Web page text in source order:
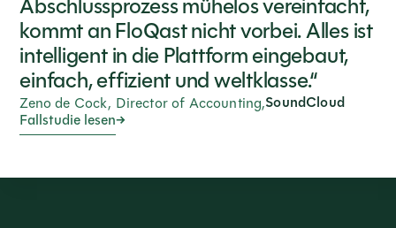
Abschlussprozess mühelos vereinfacht,
kommt an FloQast nicht vorbei. Alles ist
intelligent in die Plattform eingebaut,
einfach, effizient und weltklasse.“
Zeno de Cock, Director of Accounting,SoundCloud
Fallstudie lesen